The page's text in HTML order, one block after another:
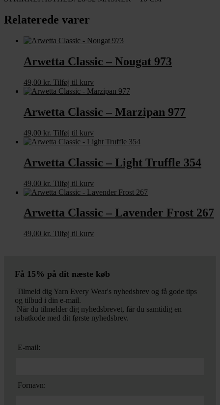
Relaterede varer
Arwetta Classic – Nougat 973
49,00 kr. Tilføj til kurv
Arwetta Classic – Marzipan 977
49,00 kr. Tilføj til kurv
Arwetta Classic – Light Truffle 354
49,00 kr. Tilføj til kurv
Arwetta Classic – Lavender Frost 267
49,00 kr. Tilføj til kurv
Få 15% på dit næste køb
Tilmeld dig Yarn Every Wear's nyhedsbrev og få gode tips
og tilbud i din e-mail.
Når du tilmelder dig nyhedsbrevet, får du samtidig en
rabatkode med dit første nyhedsbrev.
E-mail:
Fornavn: